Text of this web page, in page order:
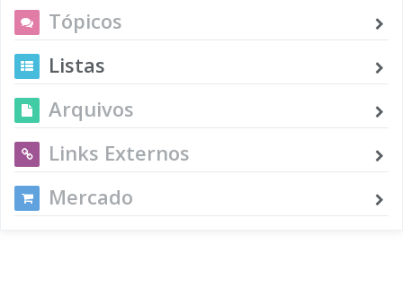
Tópicos
Listas
Arquivos
Links Externos
Mercado